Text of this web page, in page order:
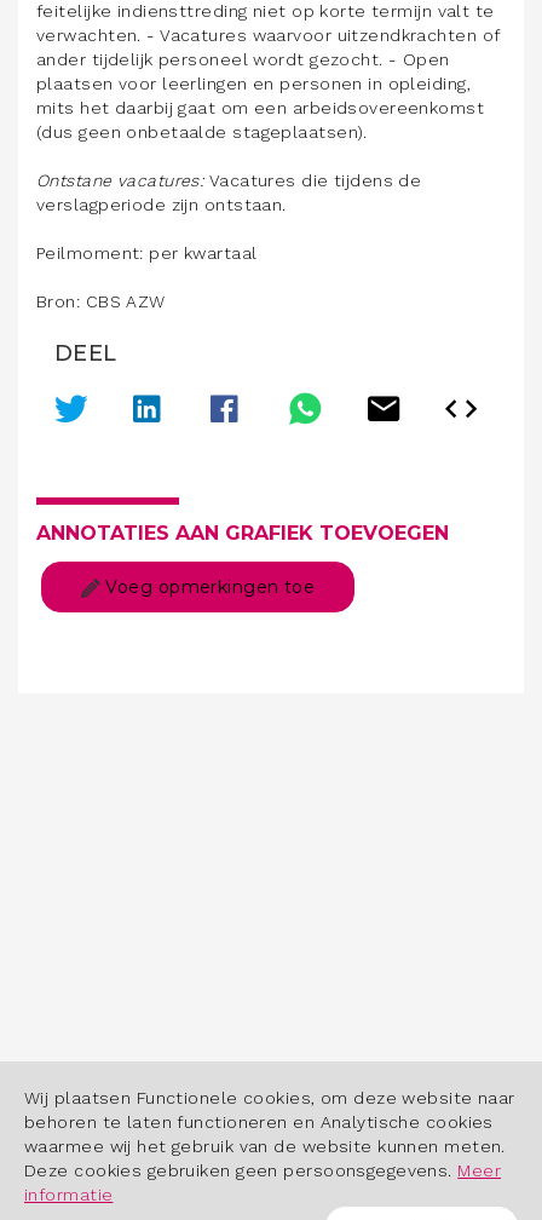
Wij plaatsen Functionele cookies, om deze website naar
behoren te laten functioneren en Analytische cookies
waarmee wij het gebruik van de website kunnen meten.
Deze cookies gebruiken geen persoonsgegevens. Meer
informatie
feitelijke indiensttreding niet op korte termijn valt te
verwachten. - Vacatures waarvoor uitzendkrachten of
ander tijdelijk personeel wordt gezocht. - Open
plaatsen voor leerlingen en personen in opleiding,
mits het daarbij gaat om een arbeidsovereenkomst
(dus geen onbetaalde stageplaatsen).
Ontstane vacatures:Vacatures die tijdens de
verslagperiode zijn ontstaan.
Peilmoment: per kwartaal
Bron: CBS AZW
DEEL
ANNOTATIES AAN GRAFIEK TOEVOEGEN
Voeg opmerkingen toe